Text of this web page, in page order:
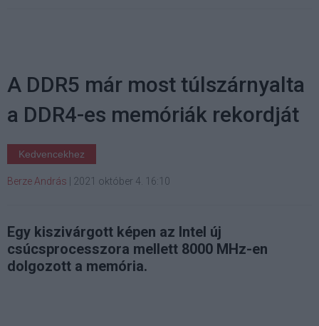
A DDR5 már most túlszárnyalta
a DDR4-es memóriák rekordját
Kedvencekhez
Berze András | 2021 október 4. 16:10
Egy kiszivárgott képen az Intel új
csúcsprocesszora mellett 8000 MHz-en
dolgozott a memória.